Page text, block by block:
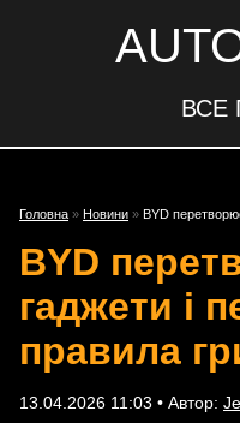
ВСЕ
Головна » Новини » BYD
BYD
гаджети і
правила
13.04.2026 11:03 • Автор: